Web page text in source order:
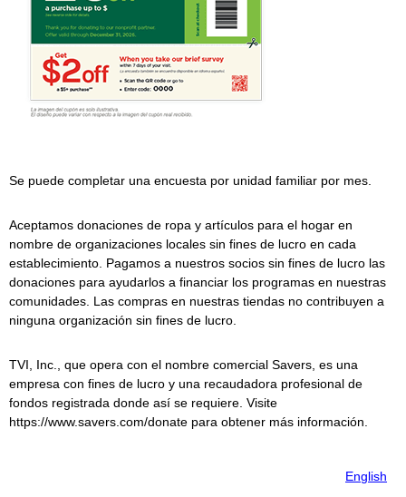
Se puede completar una encuesta por unidad familiar por mes.
Aceptamos donaciones de ropa y artículos para el hogar en
nombre de organizaciones locales sin fines de lucro en cada
establecimiento. Pagamos a nuestros socios sin fines de lucro las
donaciones para ayudarlos a financiar los programas en nuestras
comunidades. Las compras en nuestras tiendas no contribuyen a
ninguna organización sin fines de lucro.
TVI, Inc., que opera con el nombre comercial Savers, es una
empresa con fines de lucro y una recaudadora profesional de
fondos registrada donde así se requiere. Visite
https://www.savers.com/donate para obtener más información.
English